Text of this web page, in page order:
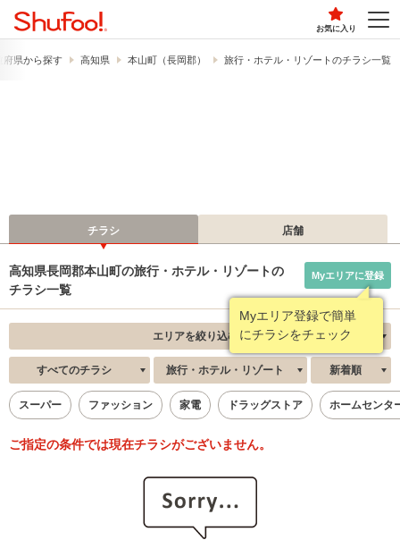
お気に入り
府県から探す 高知県 本山町（長岡郡） 旅行・ホテル・リゾートのチラシ一覧
チラシ 店舗
高知県長岡郡本山町の旅行・ホテル・リゾートの
チラシ一覧
Myエリア登録で簡単
にチラシをチェック
Myエリアに登録
エリアを絞り込む
すべてのチラシ 旅行・ホテル・リゾート 新着順
スーパー ファッション 家電 ドラッグストア ホームセンタ
ご指定の条件では現在チラシがございません。